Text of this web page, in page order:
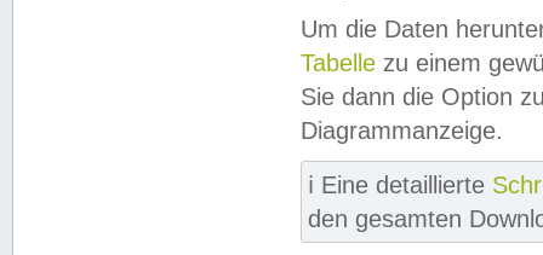
Um die Daten
Tabelle zu einem
Sie dann die Option
Diagrammanzeige.
ℹ️ Eine detaillierte
den gesamten